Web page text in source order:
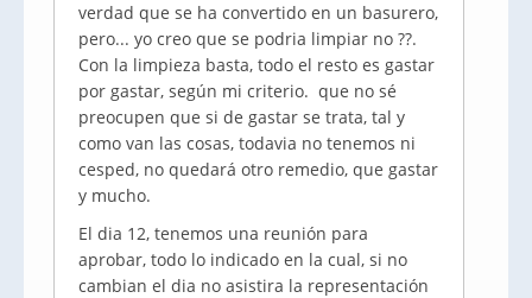
verdad que se ha convertido en un basurero,
pero... yo creo que se podria limpiar no ??.
Con la limpieza basta, todo el resto es gastar
por gastar, según mi criterio. que no sé
preocupen que si de gastar se trata, tal y
como van las cosas, todavia no tenemos ni
cesped, no quedará otro remedio, que gastar
y mucho.
El dia 12, tenemos una reunión para
aprobar, todo lo indicado en la cual, si no
cambian el dia no asistira la representación